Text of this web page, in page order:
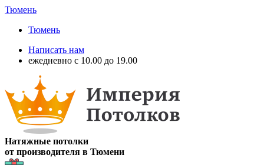
Тюмень
Тюмень
Написать нам
ежедневно с 10.00 до 19.00
Натяжные потолки
от производителя в Тюмени